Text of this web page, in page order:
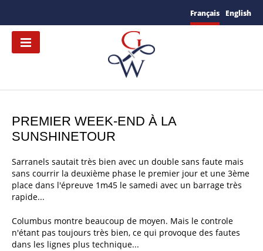
Français English
PREMIER WEEK-END À LA
SUNSHINETOUR
Sarranels sautait très bien avec un double sans faute mais
sans courrir la deuxième phase le premier jour et une 3ème
place dans l'épreuve 1m45 le samedi avec un barrage très
rapide...
Columbus montre beaucoup de moyen. Mais le controle
n'étant pas toujours très bien, ce qui provoque des fautes
dans les lignes plus technique...